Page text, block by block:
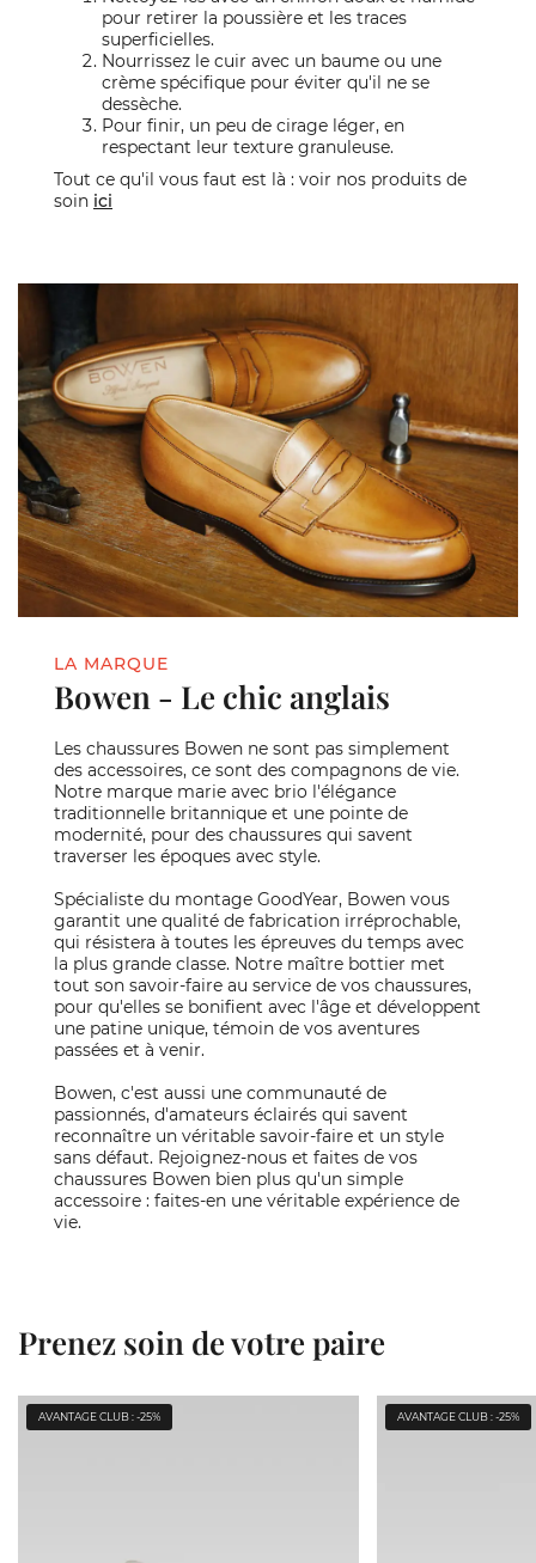
pour retirer la poussière et les traces
superficielles.
Nourrissez le cuir avec un baume ou une
crème spécifique pour éviter qu'il ne se
dessèche.
Pour finir, un peu de cirage léger, en
respectant leur texture granuleuse.
Tout ce qu'il vous faut est là : voir nos produits de
soin ici
LA MARQUE
Bowen - Le chic anglais
Les chaussures Bowen ne sont pas simplement
des accessoires, ce sont des compagnons de vie.
Notre marque marie avec brio l'élégance
traditionnelle britannique et une pointe de
modernité, pour des chaussures qui savent
traverser les époques avec style.
Spécialiste du montage GoodYear, Bowen vous
garantit une qualité de fabrication irréprochable,
qui résistera à toutes les épreuves du temps avec
la plus grande classe. Notre maître bottier met
tout son savoir-faire au service de vos chaussures,
pour qu'elles se bonifient avec l'âge et développent
une patine unique, témoin de vos aventures
passées et à venir.
Bowen, c'est aussi une communauté de
passionnés, d'amateurs éclairés qui savent
reconnaître un véritable savoir-faire et un style
sans défaut. Rejoignez-nous et faites de vos
chaussures Bowen bien plus qu'un simple
accessoire : faites-en une véritable expérience de
vie.
Prenez soin de votre paire
AVANTAGE CLUB : -25% AVANTAGE CLUB : -25%